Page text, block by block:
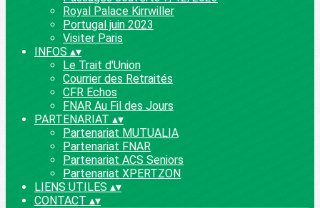
Royal Palace Kirrwiller
Portugal juin 2023
Visiter Paris
INFOS ▴▾
Le Trait d'Union
Courrier des Retraités
CFR Echos
FNAR Au Fil des Jours
PARTENARIAT ▴▾
Partenariat MUTUALIA
Partenariat FNAR
Partenariat ACS Seniors
Partenariat XPERTZON
LIENS UTILES ▴▾
CONTACT ▴▾